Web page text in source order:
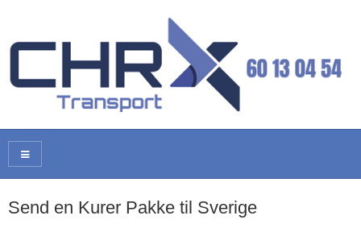
Send en Kurer Pakke til Sverige